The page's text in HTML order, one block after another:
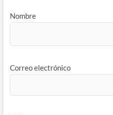
Nombre
Correo electrónico